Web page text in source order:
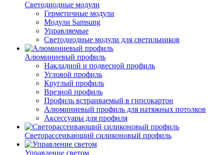
Светодиодные модули
Герметичные модули
Модули Samsung
Управляемые
Светодиодные модули для светильников
Алюминиевый профиль
Накладной и подвесной профиль
Угловой профиль
Круглый профиль
Врезной профиль
Профиль встраиваемый в гипсокартон
Алюминиевый профиль для натяжных потолков
Аксессуары для профиля
Светорассеивающий силиконовый профиль
Управление светом